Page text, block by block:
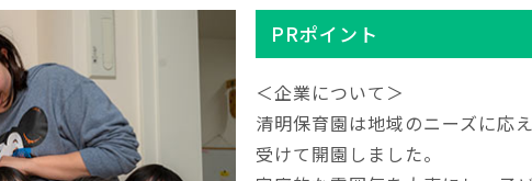
PRポイント
＜企業について＞
清明保育園は地域のニーズに応
受けて開園しました。